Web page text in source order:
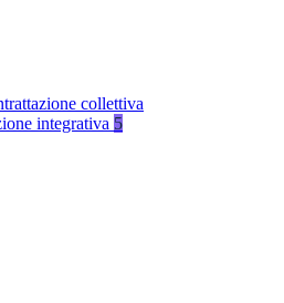
collettiva
integrativa 5